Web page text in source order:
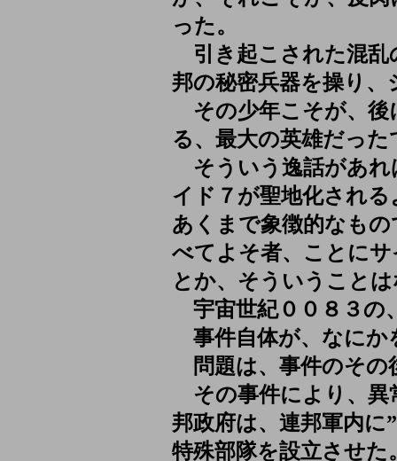
った。
引き起こされた混乱
邦の秘密兵器を操り
その少年こそが、後
る、最大の英雄だった
そういう逸話があれ
イド７が聖地化され
あくまで象徴的なも
べてよそ者、ことに
とか、そういうこと
宇宙世紀００８３の
事件自体が、なにか
問題は、事件のその
その事件により、異
邦政府は、連邦軍内
特殊部隊を設立させた